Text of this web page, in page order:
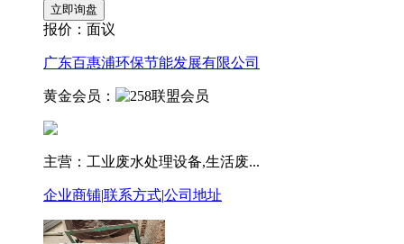
报价： 面议
广东百惠浦环保节能发展有限公司
黄金会员：
主营：工业废水处理设备,生活废...
企业商铺|联系方式|公司地址